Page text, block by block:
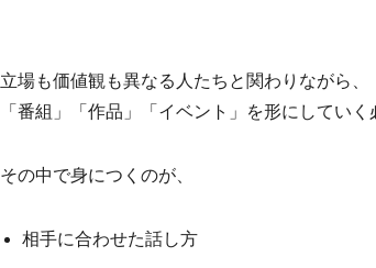
立場も価値観も異なる人たちと関わりながら、
「番組」「作品」「イベント」を形にしていく
その中で身につくのが、
相手に合わせた話し方